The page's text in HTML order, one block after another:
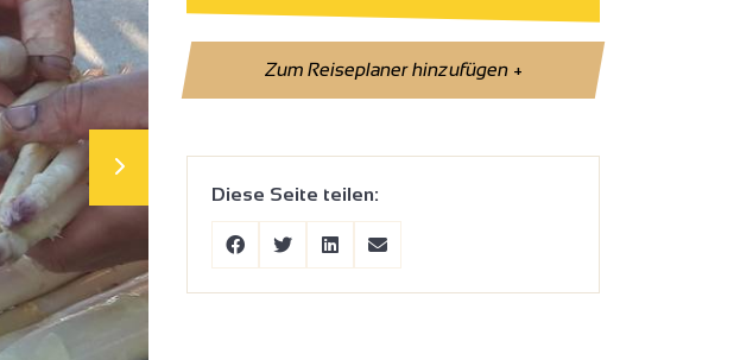
Zum Reiseplaner hinzufügen+
Diese Seite teilen: